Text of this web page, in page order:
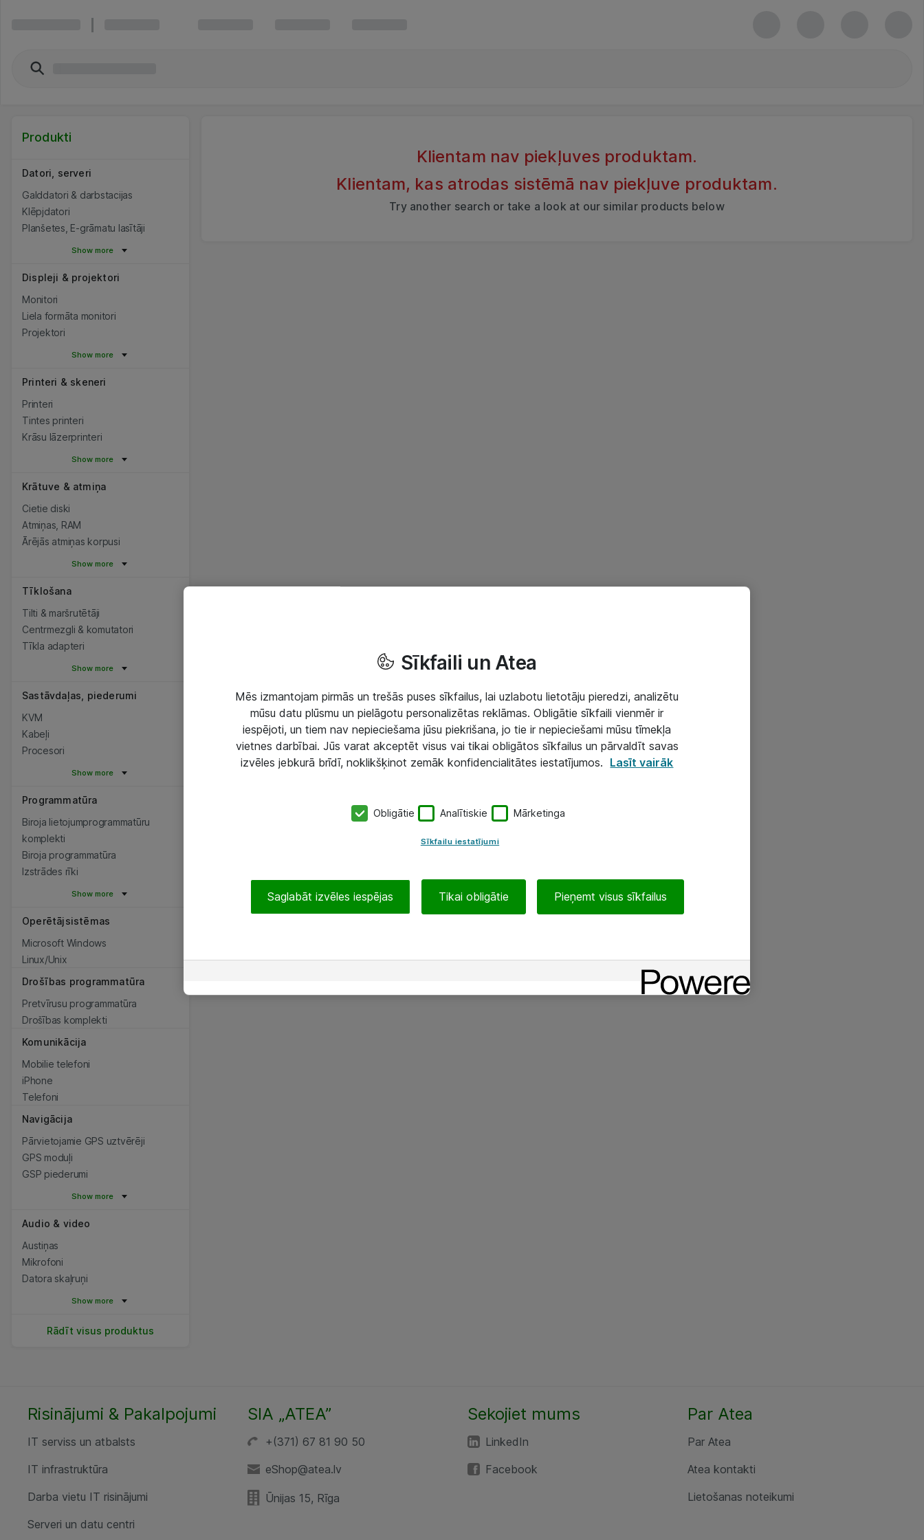
Produkti
Datori, serveri
Galddatori & darbstacijas
Klēpjdatori
Planšetes, E-grāmatu lasītāji
Show more
Displeji & projektori
Monitori
Liela formāta monitori
Projektori
Show more
Printeri & skeneri
Printeri
Tintes printeri
Krāsu lāzerprinteri
Show more
Krātuve & atmiņa
Cietie diski
Atmiņas, RAM
Ārējās atmiņas korpusi
Show more
Tīklošana
Tilti & maršrutētāji
Centrmezgli & komutatori
Tīkla adapteri
Show more
Sastāvdaļas, piederumi
KVM
Kabeļi
Procesori
Show more
Programmatūra
Biroja lietojumprogrammatūru
komplekti
Biroja programmatūra
Izstrādes rīki
Show more
Operētājsistēmas
Microsoft Windows
Linux/Unix
Drošības programmatūra
Pretvīrusu programmatūra
Drošības komplekti
Komunikācija
Mobilie telefoni
iPhone
Telefoni
Navigācija
Pārvietojamie GPS uztvērēji
GPS moduļi
GSP piederumi
Show more
Audio & video
Austiņas
Mikrofoni
Datora skaļruņi
Show more
Rādīt visus produktus
Klientam nav piekļuves produktam.
Klientam, kas atrodas sistēmā nav piekļuve produktam.
Try another search or take a look at our similar products below
Risinājumi & Pakalpojumi
IT serviss un atbalsts
IT infrastruktūra
Darba vietu IT risinājumi
Serveri un datu centri
SIA „ATEA”
+(371) 67 81 90 50
eShop@atea.lv
Ūnijas 15, Rīga
Sekojiet mums
LinkedIn
Facebook
Par Atea
Par Atea
Atea kontakti
Lietošanas noteikumi
Sīkfaili un Atea
Mēs izmantojam pirmās un trešās puses sīkfailus, lai uzlabotu lietotāju pieredzi, analizētu
mūsu datu plūsmu un pielāgotu personalizētas reklāmas. Obligātie sīkfaili vienmēr ir
iespējoti, un tiem nav nepieciešama jūsu piekrišana, jo tie ir nepieciešami mūsu tīmekļa
vietnes darbībai. Jūs varat akceptēt visus vai tikai obligātos sīkfailus un pārvaldīt savas
izvēles jebkurā brīdī, noklikšķinot zemāk konfidencialitātes iestatījumos. Lasīt vairāk
Obligātie Analītiskie Mārketinga
Sīkfailu iestatījumi
Saglabāt izvēles iespējas Tikai obligātie Pieņemt visus sīkfailus